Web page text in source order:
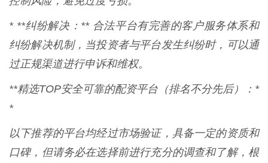
* **纠纷解决：** 合法平台有完善的客户服务体系和
纠纷解决机制，当投资者与平台发生纠纷时，可以通
过正规渠道进行申诉和维权。
**精选TOP安全可靠的配资平台（排名不分先后）：*
*
以下推荐的平台均经过市场验证，具备一定的资质和
口碑，但请务必在选择前进行充分的调查和了解，根